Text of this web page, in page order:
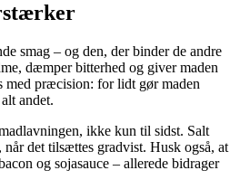
smag – og den, der binder de andre
dæmper bitterhed og giver maden
med præcision: for lidt gør maden
andet.
ikke kun til sidst. Salt
det tilsættes gradvist. Husk også, at
og sojasauce – allerede bidrager